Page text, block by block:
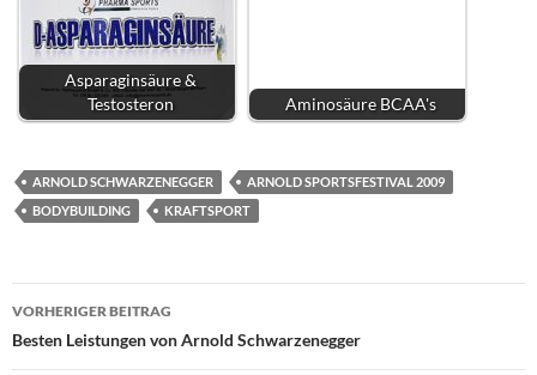
Asparaginsäure &
Testosteron
Aminosäure BCAA's
ARNOLD SCHWARZENEGGER
ARNOLD SPORTSFESTIVAL 2009
BODYBUILDING
KRAFTSPORT
Beitragsnavigation
VORHERIGER BEITRAG
Besten Leistungen von Arnold Schwarzenegger